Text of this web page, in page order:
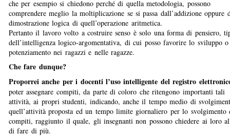
che per esempio si chiedono perché di quella metodologia, possono
comprendere meglio la moltiplicazione se si passa dall’addizione oppure
dimostrazione logica di quell’operazione aritmetica.
Pertanto il lavoro volto a costruire senso è solo una forma di pensiero,
dell’intelligenza logico-argomentativa, di cui posso favorire lo sviluppo
potenziamento nei ragazzi e nelle ragazze.
Che fare dunque?
Proporrei anche per i docenti l’uso intelligente del registro
poter assegnare compiti, da parte di coloro che ritengono importanti tali
attività, ai propri studenti, indicando, anche il tempo medio di
quell’attività proposta ed un tempo limite giornaliero per lo svolgimento
compiti, raggiunto il quale, gli insegnanti non possono chiedere ai loro
di fare di più.